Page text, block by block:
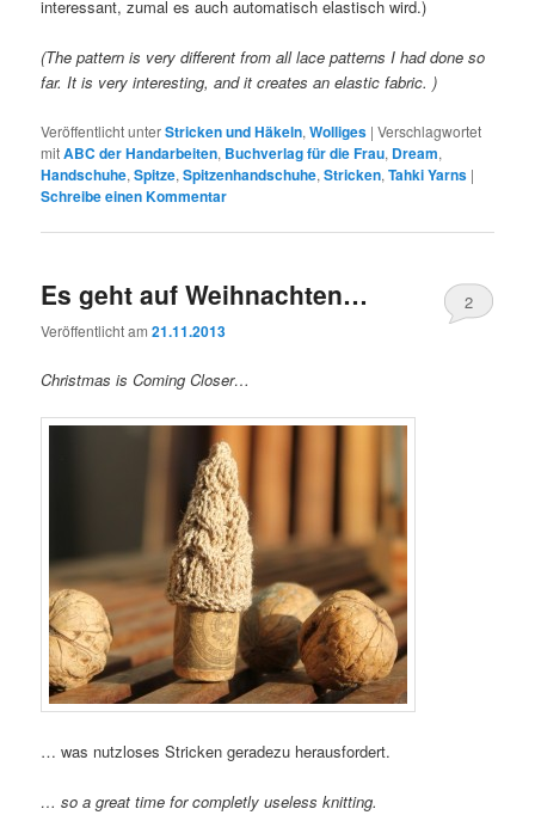
interessant, zumal es auch automatisch elastisch wird.)
(The pattern is very different from all lace patterns I had done so
far. It is very interesting, and it creates an elastic fabric. )
Veröffentlicht unterStricken und Häkeln,Wolliges |Verschlagwortet
mitABC der Handarbeiten, Buchverlag für die Frau, Dream,
Handschuhe,Spitze,Spitzenhandschuhe,Stricken,Tahki Yarns |
Schreibe einen Kommentar
Es geht auf Weihnachten…
Veröffentlicht am21.11.2013
2
Christmas is Coming Closer…
… was nutzloses Stricken geradezu herausfordert.
… so a great time for completly useless knitting.